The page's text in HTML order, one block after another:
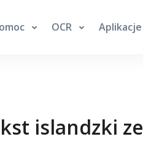
OCR Aplikacje
islandzki ze